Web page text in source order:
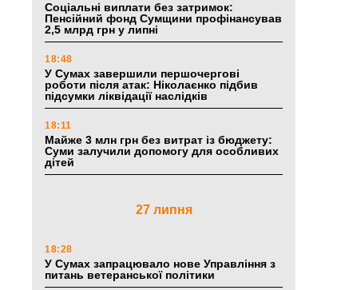
Соціальні виплати без затримок:
Пенсійний фонд Сумщини профінансував
2,5 млрд грн у липні
18:48
У Сумах завершили першочергові
роботи після атак: Ніколаєнко підбив
підсумки ліквідації наслідків
18:11
Майже 3 млн грн без витрат із бюджету:
Суми залучили допомогу для особливих
дітей
27 липня
18:28
У Сумах запрацювало нове Управління з
питань ветеранської політики